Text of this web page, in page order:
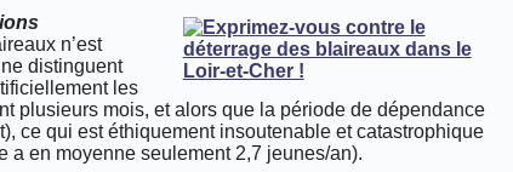
n’est
distinguent
les
plusieurs mois, et alors que la période de dépendance
ce qui est éthiquement insoutenable et catastrophique
a en moyenne seulement 2,7 jeunes/an).